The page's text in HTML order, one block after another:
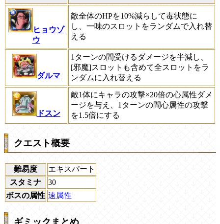
ヒョウゾ
ウ
敵全体のHPを10%減らして毒状態に
し、一味のスロットをランダムで入れ替
える
ダルマ
1ターンの間受けるダメージを半減し、
[邪魔]スロットも含めて全スロットをラ
ンダムに入れ替える
ドスン
敵1体にキャラの攻撃×20倍の心属性ダメ
ージを与え、1ターンの間心属性の攻撃
を1.5倍にする
クエスト概要
難易度
エキスパート
スタミナ
30
ボスの属性 速属性
ギミックまとめ